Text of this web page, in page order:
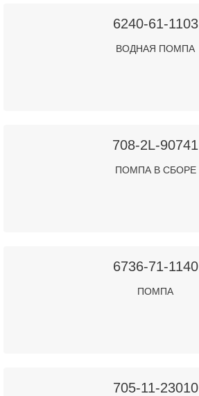
6240-61-1103
ВОДНАЯ ПОМПА
708-2L-90741
ПОМПА В СБОРЕ
6736-71-1140
ПОМПА
705-11-23010